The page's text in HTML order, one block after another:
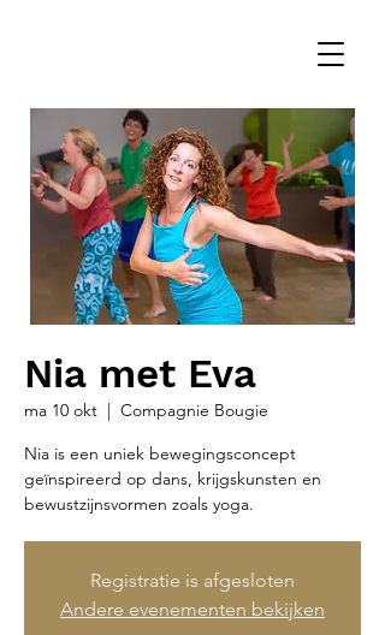
Nia met Eva
ma 10 okt
  |
Compagnie Bougie
Nia is een uniek bewegingsconcept
geïnspireerd op dans, krijgskunsten en
bewustzijnsvormen zoals yoga.
Registratie is afgesloten
Andere evenementen bekijken